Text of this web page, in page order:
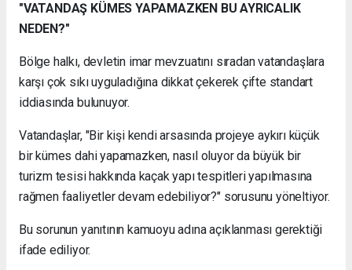
"VATANDAŞ KÜMES YAPAMAZKEN BU AYRICALIK
NEDEN?"
Bölge halkı, devletin imar mevzuatını sıradan vatandaşlara
karşı çok sıkı uyguladığına dikkat çekerek çifte standart
iddiasında bulunuyor.
Vatandaşlar, "Bir kişi kendi arsasında projeye aykırı küçük
bir kümes dahi yapamazken, nasıl oluyor da büyük bir
turizm tesisi hakkında kaçak yapı tespitleri yapılmasına
rağmen faaliyetler devam edebiliyor?" sorusunu yöneltiyor.
Bu sorunun yanıtının kamuoyu adına açıklanması gerektiği
ifade ediliyor.